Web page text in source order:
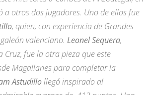
a otros dos jugadores. Uno de ellos fue
, quien, con experiencia de Grandes
valenciano. Leonel Sequera,
Cruz, fue la otra pieza que este
Magallanes para completar la
Astudillollegó inspirado al